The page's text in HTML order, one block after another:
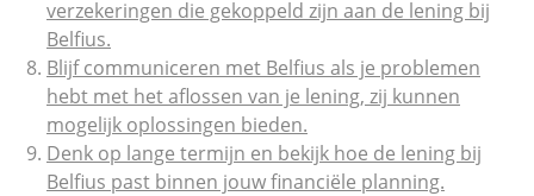
verzekeringen die gekoppeld zijn aan de lening bij
Belfius.
Blijf communiceren met Belfius als je problemen
hebt met het aflossen van je lening, zij kunnen
mogelijk oplossingen bieden.
Denk op lange termijn en bekijk hoe de lening bij
Belfius past binnen jouw financiële planning.